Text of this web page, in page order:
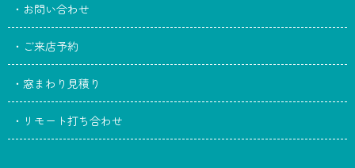
・お問い合わせ
・ご来店予約
・窓まわり見積り
・リモート打ち合わせ